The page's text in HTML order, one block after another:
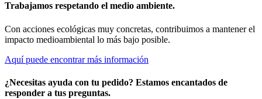
Trabajamos respetando el medio ambiente.
Con acciones ecológicas muy concretas, contribuimos a mantener el
impacto medioambiental lo más bajo posible.
Aquí puede encontrar más información
¿Necesitas ayuda con tu pedido? Estamos encantados de
responder a tus preguntas.